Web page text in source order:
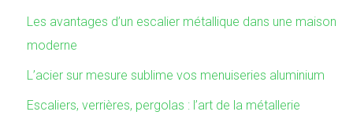
Les avantages d’un escalier métallique dans une maison
moderne
L’acier sur mesure sublime vos menuiseries aluminium
Escaliers, verrières, pergolas : l’art de la métallerie